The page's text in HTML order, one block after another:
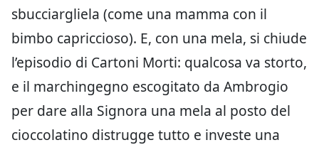
sbucciargliela (come una mamma con il
bimbo capriccioso). E, con una mela, si chiude
l’episodio di Cartoni Morti: qualcosa va storto,
e il marchingegno escogitato da Ambrogio
per dare alla Signora una mela al posto del
cioccolatino distrugge tutto e investe una